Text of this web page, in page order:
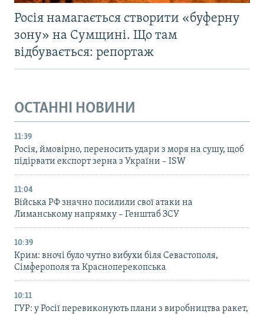
Росія намагається створити «буферну
зону» на Сумщині. Що там
відбувається: репортаж
ОСТАННІ НОВИНИ
11:39
Росія, ймовірно, переносить удари з моря на сушу, щоб
підірвати експорт зерна з України – ISW
11:04
Війська РФ значно посилили свої атаки на
Лиманському напрямку – Генштаб ЗСУ
10:39
Крим: вночі було чутно вибухи біля Севастополя,
Сімферополя та Красноперекопська
10:11
ГУР: у Росії перевиконують плани з виробництва ракет,